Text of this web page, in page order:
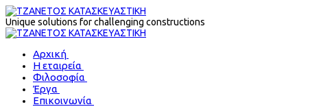
Unique solutions for challenging constructions
Αρχική
Η εταιρεία
Φιλοσοφία
Έργα
Επικοινωνία